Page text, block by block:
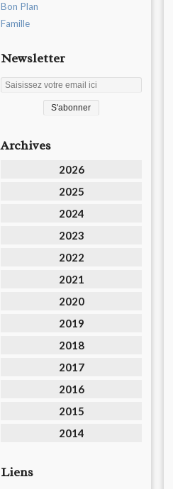
Bon Plan
Famille
Newsletter
Archives
2026
2025
2024
2023
2022
2021
2020
2019
2018
2017
2016
2015
2014
Liens